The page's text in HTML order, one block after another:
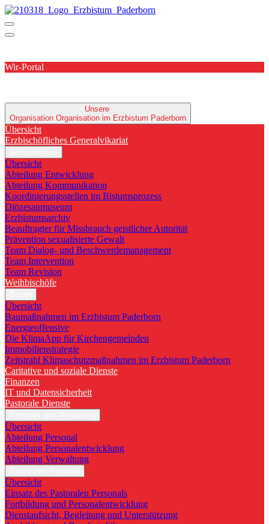
Wir-Portal
Unsere
Organisation Organisation im Erzbistum Paderborn
Übersicht
Erzbischöfliches Generalvikariat
Übersicht
Abteilung Entwicklung
Abteilung Kommunikation
Koordinierungsstellen im Bistumsprozess
Diözesanmuseum
Erzbistumsarchiv
Beauftragter für Missbrauch geistlicher Autorität
Prävention sexualisierte Gewalt
Team Dialog- und Beschwerdemanagement
Team Intervention
Team Revision
Weihbischöfe
Übersicht
Baumaßnahmen im Erzbistum Paderborn
Energieoffensive
Die KlimaApp für Kirchengemeinden
Immobilienstrategie
Zeitstrahl Klimaschutzmaßnahmen im Erzbistum Paderborn
Caritative und soziale Dienste
Finanzen
IT und Datensicherheit
Pastorale Dienste
Übersicht
Abteilung Personal
Abteilung Personalentwicklung
Abteilung Verwaltung
Übersicht
Einsatz des Pastoralen Personals
Fortbildung und Personalentwicklung
Dienstaufsicht, Begleitung und Unterstützung